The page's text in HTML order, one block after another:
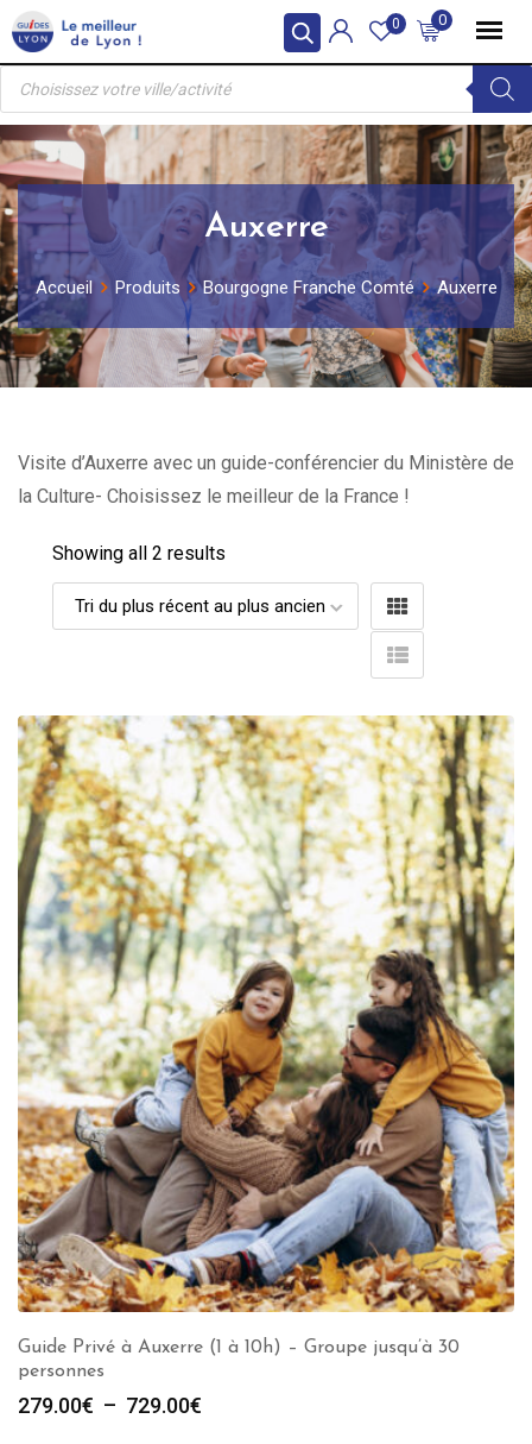
Skip
to
content
0
0
Recherche
produits
Auxerre
Accueil Produits Bourgogne Franche Comté Auxerre
Visite d’Auxerre avec un guide-conférencier du Ministère de
la Culture- Choisissez le meilleur de la France !
Showing all 2 results
Guide Privé à Auxerre (1 à 10h) – Groupe jusqu’à 30
personnes
279.00€ – 729.00€